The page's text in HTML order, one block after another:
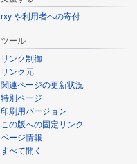
rxy や利用者への寄付
ツール
リンク制御
リンク元
関連ページの更新状況
特別ページ
印刷用バージョン
この版への固定リンク
ページ情報
すべて開く